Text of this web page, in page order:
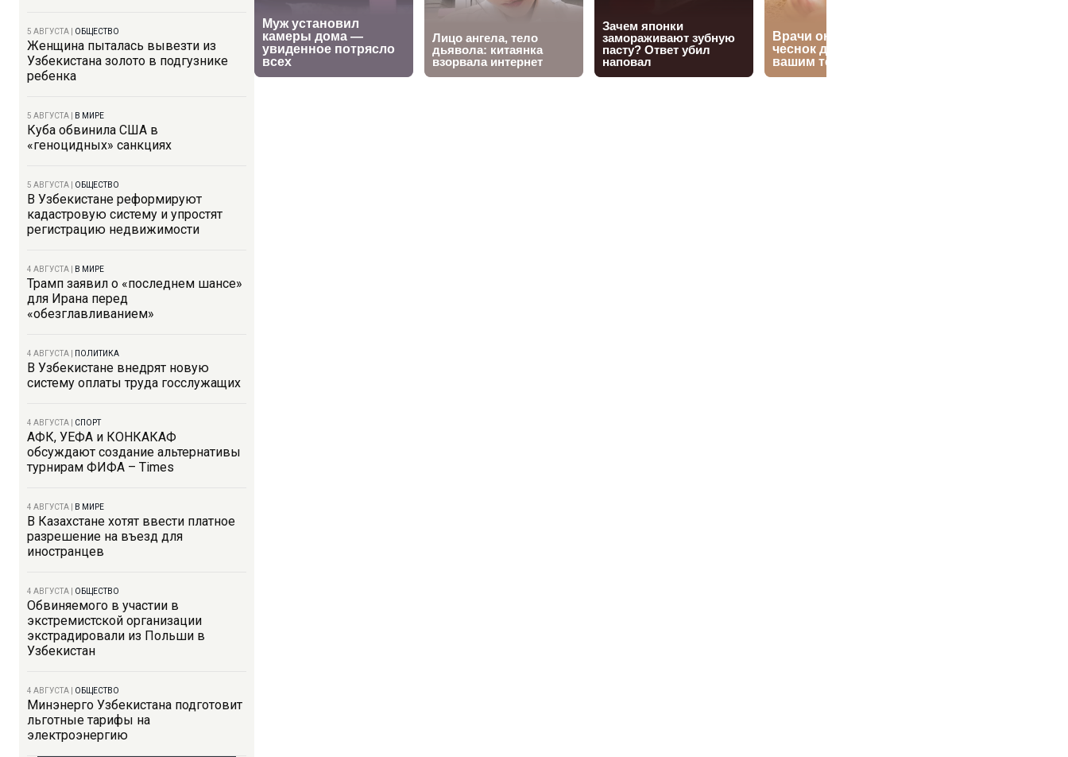
5 АВГУСТА ОБЩЕСТВО
Женщина пыталась вывезти из
Узбекистана золото в подгузнике
ребенка
5 АВГУСТА В МИРЕ
Куба обвинила США в
«геноцидных» санкциях
5 АВГУСТА ОБЩЕСТВО
В Узбекистане реформируют
кадастровую систему и упростят
регистрацию недвижимости
4 АВГУСТА В МИРЕ
Трамп заявил о «последнем шансе»
для Ирана перед
«обезглавливанием»
4 АВГУСТА ПОЛИТИКА
В Узбекистане внедрят новую
систему оплаты труда госслужащих
4 АВГУСТА СПОРТ
АФК, УЕФА и КОНКАКАФ
обсуждают создание альтернативы
турнирам ФИФА – Times
4 АВГУСТА В МИРЕ
В Казахстане хотят ввести платное
разрешение на въезд для
иностранцев
4 АВГУСТА ОБЩЕСТВО
Обвиняемого в участии в
экстремистской организации
экстрадировали из Польши в
Узбекистан
4 АВГУСТА ОБЩЕСТВО
Минэнерго Узбекистана подготовит
льготные тарифы на
электроэнергию